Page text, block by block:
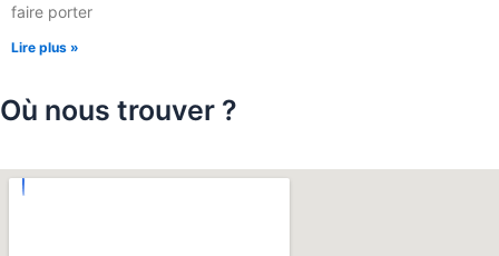
faire porter
Lire plus »
Où nous trouver ?